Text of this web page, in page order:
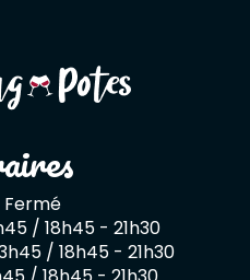
Fermé
/ 18h45 - 21h30
/ 18h45 - 21h30